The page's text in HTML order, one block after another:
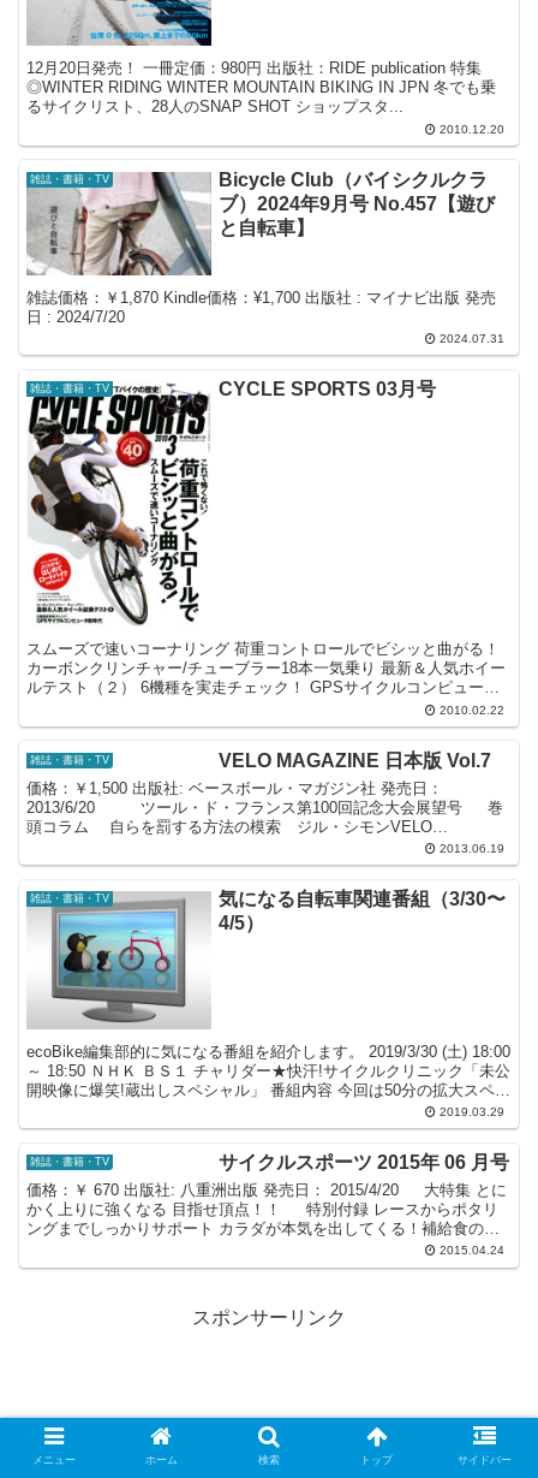
12月20日発売！ 一冊定価：980円 出版社：RIDE publication 特集
◎WINTER RIDING WINTER MOUNTAIN BIKING IN JPN 冬でも乗
るサイクリスト、28人のSNAP SHOT ショップスタ...
2010.12.20
雑誌・書籍・TV
Bicycle Club（バイシクルクラ
ブ）2024年9月号 No.457【遊び
と自転車】
雑誌価格：￥1,870 Kindle価格：¥1,700 出版社 : マイナビ出版 発売
日 : 2024/7/20
2024.07.31
雑誌・書籍・TV CYCLE SPORTS 03月号
スムーズで速いコーナリング 荷重コントロールでビシッと曲がる！
カーボンクリンチャー/チューブラー18本一気乗り 最新＆人気ホイー
ルテスト（２） 6機種を実走チェック！ GPSサイクルコンピュータ
2010.02.22
雑誌・書籍・TV VELO MAGAZINE 日本版 Vol.7
価格：￥1,500 出版社: ベースボール・マガジン社 発売日：
2013/6/20 ツール・ド・フランス第100回記念大会展望号 巻
頭コラム 自らを罰する方法の模索 ジル・シモンVELO
2013.06.19
雑誌・書籍・TV
気になる自転車関連番組（3/30〜
4/5）
ecoBike編集部的に気になる番組を紹介します。 2019/3/30 (土) 18:00
～ 18:50 ＮＨＫ ＢＳ１ チャリダー★快汗!サイクルクリニック「未公
開映像に爆笑!蔵出しスペシャル」 番組内容 今回は50分の拡大スペシ
2019.03.29
雑誌・書籍・TV サイクルスポーツ 2015年 06 月号
価格：￥ 670 出版社: 八重洲出版 発売日： 2015/4/20 大特集 とに
かく上りに強くなる 目指せ頂点！！ 特別付録 レースからポタリ
ングまでしっかりサポート カラダが本気を出してくる！補給食のス
2015.04.24
スポンサーリンク
メニュー ホーム 検索 トップ サイドバー